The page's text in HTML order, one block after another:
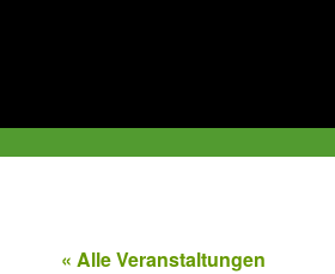
« Alle Veranstaltungen